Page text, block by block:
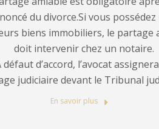
du divorce.Si vous
biens immobiliers, le partage
doit intervenir chez un notaire.
défaut d’accord, l’avocat
judiciaire devant le Tribunal
En savoir plus